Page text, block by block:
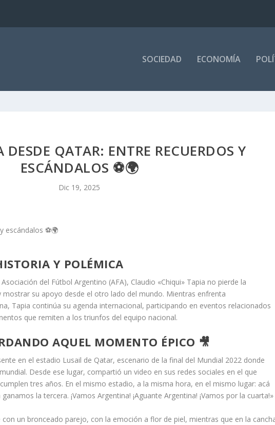
SOCIEDAD ECONOMÍA
QATAR: ENTRE RECUERDOS Y
ESCÁNDALOS ⚽🌍
Dic 19, 2025
Y POLÉMICA
del Fútbol Argentino (AFA), Claudio «Chiqui» Tapia no pierde la
su apoyo desde el otro lado del mundo. Mientras enfrenta
Tapia continúa su agenda internacional, participando en eventos relacionados
que remiten a los triunfos del equipo nacional.
AQUEL MOMENTO ÉPICO 🎥
en el estadio Lusail de Qatar, escenario de la final del Mundial 2022 donde
Desde ese lugar, compartió un video en sus redes sociales en el que
tres años. En el mismo estadio, a la misma hora, en el mismo lugar: acá
la tercera. ¡Vamos Argentina! ¡Aguante Argentina! ¡Vamos por la cuarta!»
con un bronceado parejo, con la emoción a flor de piel, mientras que en la